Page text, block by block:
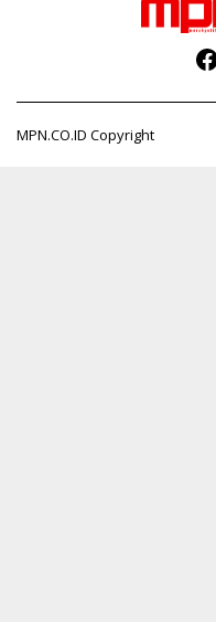
MPN.CO.ID Copyright